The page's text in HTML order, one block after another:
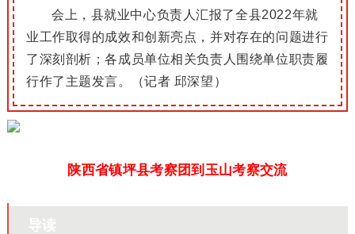
会上，县就业中心负责人汇报了全县2022年就
业工作取得的成效和创新亮点，并对存在的问题进行
了深刻剖析；各成员单位相关负责人围绕单位职责履
行作了主题发言。（记者 邱深望）
陕西省镇坪县考察团到玉山考察交流
导读